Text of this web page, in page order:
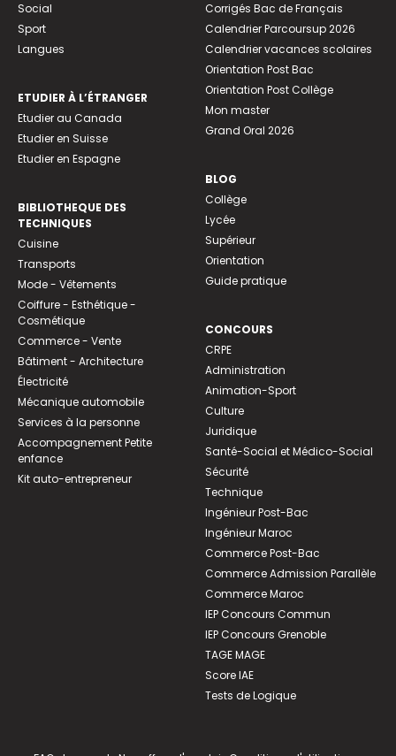
Social
Sport
Langues
ETUDIER À L’ÉTRANGER
Etudier au Canada
Etudier en Suisse
Etudier en Espagne
BIBLIOTHEQUE DES
TECHNIQUES
Cuisine
Transports
Mode - Vêtements
Coiffure - Esthétique -
Cosmétique
Commerce - Vente
Bâtiment - Architecture
Électricité
Mécanique automobile
Services à la personne
Accompagnement Petite
enfance
Kit auto-entrepreneur
Corrigés Bac de Français
Calendrier Parcoursup 2026
Calendrier vacances scolaires
Orientation Post Bac
Orientation Post Collège
Mon master
Grand Oral 2026
BLOG
Collège
Lycée
Supérieur
Orientation
Guide pratique
CONCOURS
CRPE
Administration
Animation-Sport
Culture
Juridique
Santé-Social et Médico-Social
Sécurité
Technique
Ingénieur Post-Bac
Ingénieur Maroc
Commerce Post-Bac
Commerce Admission Parallèle
Commerce Maroc
IEP Concours Commun
IEP Concours Grenoble
TAGE MAGE
Score IAE
Tests de Logique